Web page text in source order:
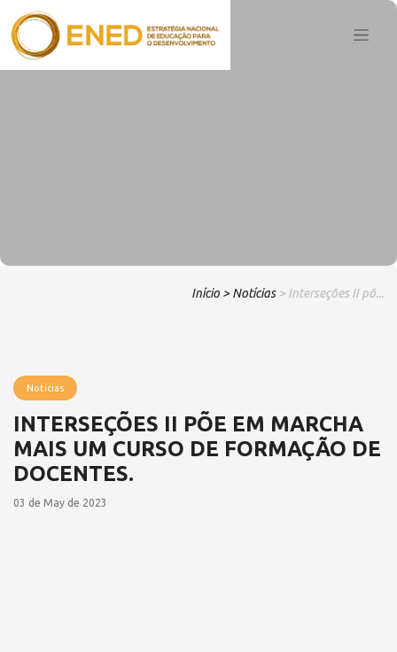
Início > Notícias > Interseções II põ...
Notícias
INTERSEÇÕES II PÕE EM MARCHA
MAIS UM CURSO DE FORMAÇÃO DE
DOCENTES.
03 de May de 2023